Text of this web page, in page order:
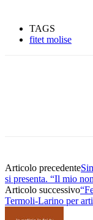
TAGS
fitet molise
Articolo precedente
si presenta. “Il mio
Articolo successivo
Termoli-Larino per